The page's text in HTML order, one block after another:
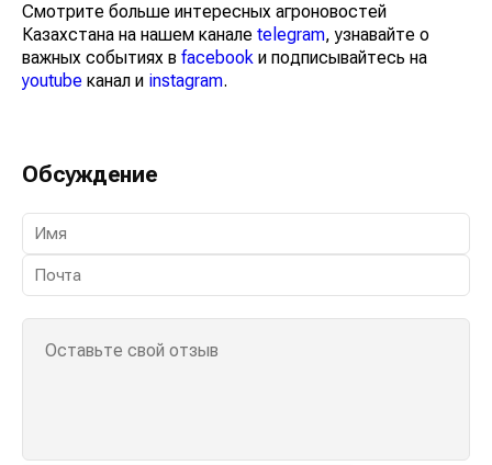
Смотрите больше интересных агроновостей
Казахстана на нашем канале telegram, узнавайте о
важных событиях в facebook и подписывайтесь на
youtube канал и instagram.
Обсуждение